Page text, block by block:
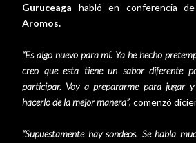
Guruceaga habló en conferencia
Aromos.
“Es algo nuevo para mí. Ya he hecho
creo que esta tiene un sabor diferente
participar. Voy a prepararme para jugar
hacerlo de la mejor manera”, comenzó
“Supuestamente hay sondeos. Se habla